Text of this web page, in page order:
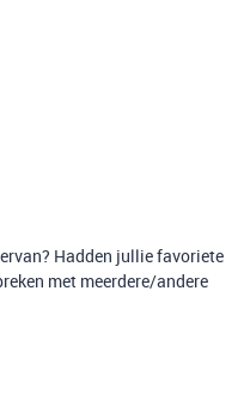
Hadden jullie favoriete
met meerdere/andere